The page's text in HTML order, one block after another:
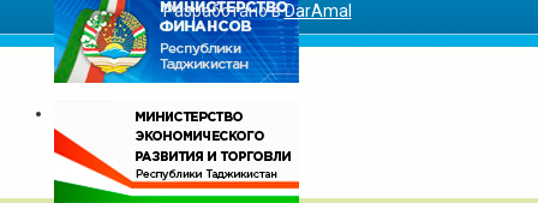
Разработано вDarAmal